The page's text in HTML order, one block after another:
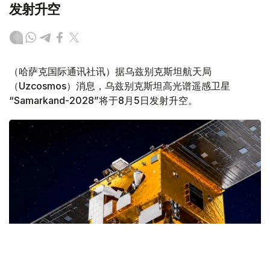
发射升空
（哈萨克国际通讯社讯）据乌兹别克斯坦航天局
（Uzcosmos）消息，乌兹别克斯坦高光谱遥感卫星
“Samarkand-2028”将于8月5日发射升空。